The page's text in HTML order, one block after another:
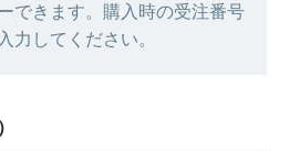
できます。購入時の受注番号
力してください。